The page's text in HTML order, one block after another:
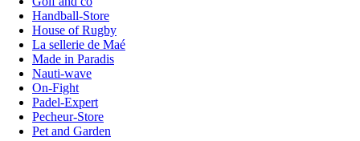
Handball-Store
House of Rugby
La sellerie de Maé
Made in Paradis
Nauti-wave
On-Fight
Padel-Expert
Pecheur-Store
Pet and Garden